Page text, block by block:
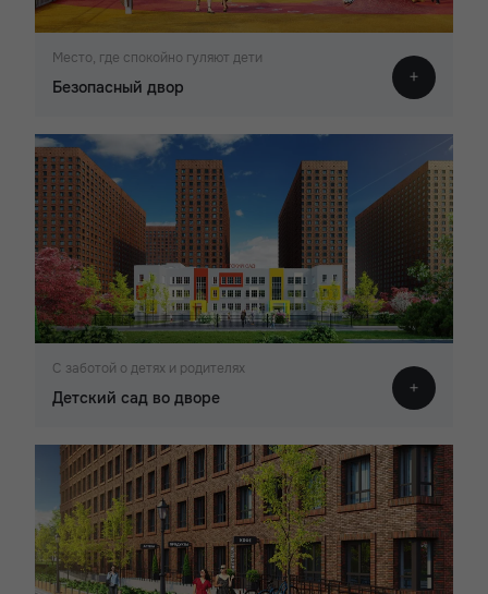
Место, где спокойно гуляют дети
Безопасный двор
С заботой о детях и родителях
Детский сад во дворе